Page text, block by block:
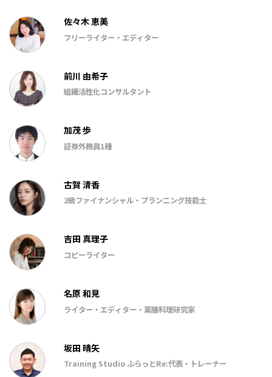
佐々木 恵美
フリーライター・エディター
前川 由希子
組織活性化コンサルタント
加茂 歩
証券外務員1種
古賀 清香
2級ファイナンシャル・プランニング技能士
吉田 真理子
コピーライター
名原 和見
ライター・エディター・薬膳料理研究家
坂田 晴矢
Training Studio ふらっとRe:代表・トレーナー